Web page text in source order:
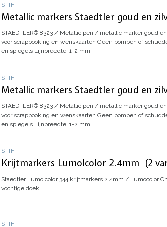
STIFT
Metallic markers Staedtler goud en
STAEDTLER® 8323 / Metallic pen / metallic marker goud
voor scrapbooking en wenskaarten Geen pompen of
en spiegels Lijnbreedte: 1-2 mm
STIFT
Metallic markers Staedtler goud en
STAEDTLER® 8323 / Metallic pen / metallic marker goud
voor scrapbooking en wenskaarten Geen pompen of
en spiegels Lijnbreedte: 1-2 mm
STIFT
Krijtmarkers Lumolcolor 2.4mm (2
Staedtler Lumolcolor 344 krijtmarkers 2.4mm / Lumocolor
vochtige doek.
STIFT